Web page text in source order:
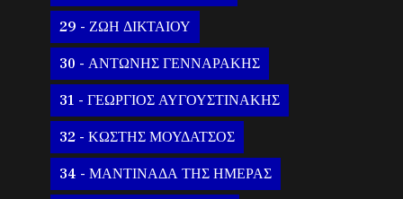
29 - ΖΩΗ ΔΙΚΤΑΙΟΥ
30 - ΑΝΤΩΝΗΣ ΓΕΝΝΑΡΑΚΗΣ
31 - ΓΕΩΡΓΙΟΣ ΑΥΓΟΥΣΤΙΝΑΚΗΣ
32 - ΚΩΣΤΗΣ ΜΟΥΔΑΤΣΟΣ
34 - ΜΑΝΤΙΝΑΔΑ ΤΗΣ ΗΜΕΡΑΣ